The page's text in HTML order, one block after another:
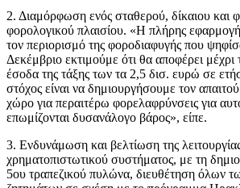
2. Διαμόρφωση ενός σταθερού, δίκαιου και
φορολογικού πλαισίου. «Η πλήρης
τον περιορισμό της φοροδιαφυγής που
Δεκέμβριο εκτιμούμε ότι θα αποφέρει μέχρι
έσοδα της τάξης των τα 2,5 δισ. ευρώ σε
στόχος είναι να δημιουργήσουμε τον
χώρο για περαιτέρω φορελαφρύνσεις για
επωμίζονται δυσανάλογο βάρος», είπε.
3. Ενδυνάμωση και βελτίωση της
χρηματοπιστωτικού συστήματος, με τη
5ου τραπεζικού πυλώνα, διευθέτηση όλων